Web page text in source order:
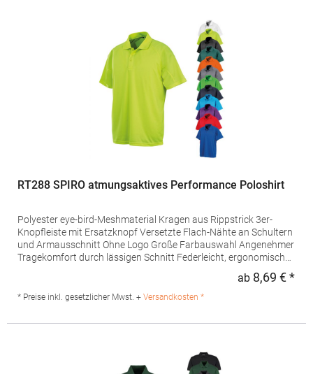
RT288 SPIRO atmungsaktives Performance Poloshirt
Polyester eye-bird-Meshmaterial Kragen aus Rippstrick 3er-
Knopfleiste mit Ersatzknopf Versetzte Flach-Nähte an Schultern
und Armausschnitt Ohne Logo Große Farbauswahl Angenehmer
Tragekomfort durch lässigen Schnitt Federleicht, ergonomische
HighTec Stretch Material mit einer super Formbeständigkeit
Schnell trocknendes Piquet-Gewebe für perfekte
ab 8,69 € *
* Preise inkl. gesetzlicher Mwst. + Versandkosten *